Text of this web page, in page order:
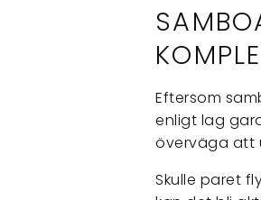
Eftersom
enligt lag
överväga att
Skulle paret